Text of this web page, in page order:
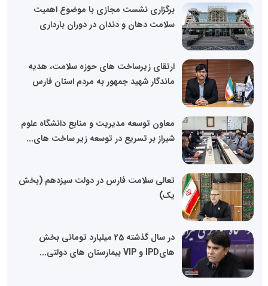
برگزاری نشست مجازی با موضوع اهمیت
سلامت دهان و دندان در دوران بارداری
ماندگار شهید جمهور به مردم استان فارس
معاون توسعه مدیریت و منابع دانشگاه علوم
شیراز بر تسریع در توسعه زیر ساخت های...
تعالی سلامت فارس در دولت سیزدهم (بخش
یک)
در سال گذشته 25 میلیارد تومانی بخش
هایIPD و VIP بیمارستان های دولتی...